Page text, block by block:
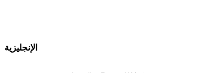
الإنجليزية